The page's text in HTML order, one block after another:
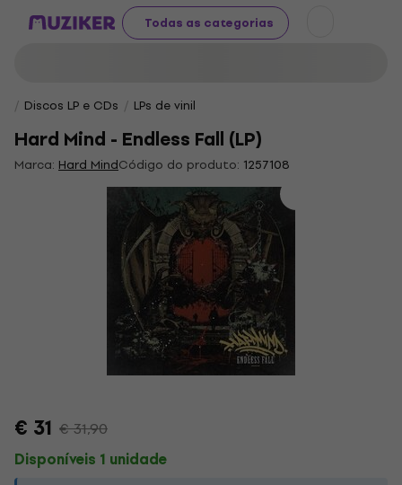
Todas as categorias
Discos LP e CDs LPs de vinil
Hard Mind - Endless Fall (LP)
Marca: Hard MindCódigo do produto: 1257108
€ 31 € 31,90
Disponíveis 1 unidade